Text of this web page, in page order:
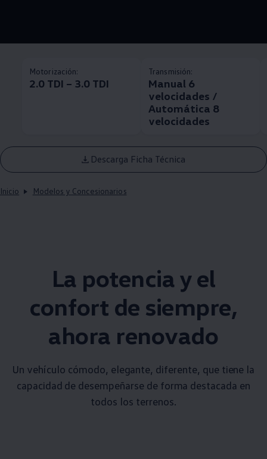
Motorización:
2.0 TDI – 3.0 TDI
Transmisión:
Manual 6
velocidades /
Automática 8
velocidades
Descarga Ficha Técnica
Inicio Modelos y Concesionarios
La potencia y el
confort de siempre,
ahora renovado
Un vehículo cómodo, elegante, diferente, que tiene la
capacidad de desempeñarse de forma destacada en
todos los terrenos.